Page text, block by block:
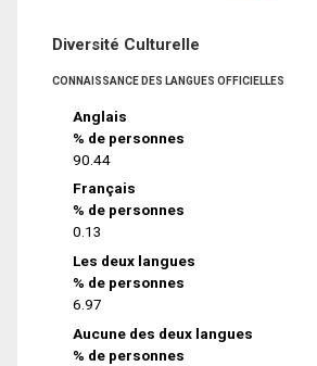
Diversité Culturelle
CONNAISSANCE DES LANGUES OFFICIELLES
Anglais
% de personnes
90.44
Français
% de personnes
0.13
Les deux langues
% de personnes
6.97
Aucune des deux langues
% de personnes